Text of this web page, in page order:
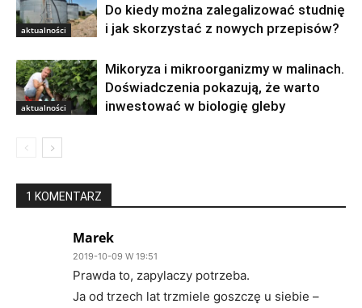
aktualności
Do kiedy można zalegalizować studnię
i jak skorzystać z nowych przepisów?
aktualności
Mikoryza i mikroorganizmy w malinach.
Doświadczenia pokazują, że warto
inwestować w biologię gleby
1 KOMENTARZ
Marek
2019-10-09 W 19:51
Prawda to, zapylaczy potrzeba.
Ja od trzech lat trzmiele goszczę u siebie –